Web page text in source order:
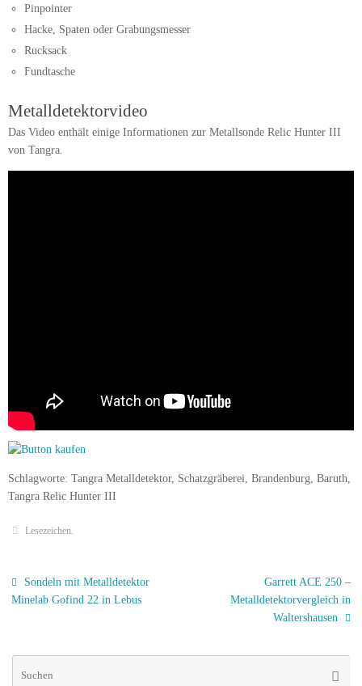
Pinpointer
Hacke, Spaten oder Grabungsmesser
Rucksack
Fundtasche
Metalldetektorvideo
Das Video enthält einige Informationen zur Metallsonde Relic Hunter III
von Tangra.
Schlagworte: Tangra Metalldetektor, Schatzgräberei, Brandenburg, Baruth,
Tangra Relic Hunter III
Lesezeichen.
Sondeln mit Metalldetektor
Minelab Gofind 22 in Lebus
Garrett ACE 250 –
Metalldetektorvergleich in
Waltershausen